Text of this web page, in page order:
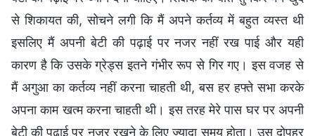
से शिकायत की, सोचने लगी कि मैं अपने कर्तव्य में बहुत व्यस्त थी
इसलिए मैं अपनी बेटी की पढ़ाई पर नजर नहीं रख पाई और यही
कारण है कि उसके ग्रेड्स इतने गंभीर रूप से गिर गए। इस वजह से
मैं अगुआ का कर्तव्य नहीं करना चाहती थी, बस हर हफ्ते सभा करके
अपना काम खत्म करना चाहती थी। इस तरह मेरे पास घर पर अपनी
बेटी की पढ़ाई पर नजर रखने के लिए ज्यादा समय होता। उस दोपहर